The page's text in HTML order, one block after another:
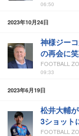
06:50
2023年10月24日
神様ジー
の再会に
FOOTBALL
09:33
2023年6月19日
松井大輔
3ショット
FOOTBALL